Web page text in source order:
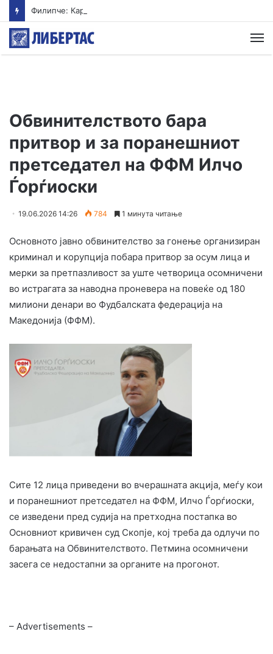
Обвинителството бара
притвор и за поранешниот
претседател на ФФМ Илчо
Ѓорѓиоски
19.06.2026 14:26 784 1 минута читање
Основното јавно обвинителство за гонење организиран
криминал и корупција побара притвор за осум лица и
мерки за претпазливост за уште четворица осомничени
во истрагата за наводна проневера на повеќе од 180
милиони денари во Фудбалската федерација на
Македонија (ФФМ).
Сите 12 лица приведени во вчерашната акција, меѓу кои
и поранешниот претседател на ФФМ, Илчо Ѓорѓиоски,
се изведени пред судија на претходна постапка во
Основниот кривичен суд Скопје, кој треба да одлучи по
барањата на Обвинителството. Петмина осомничени
засега се недостапни за органите на прогонот.
– Advertisements –